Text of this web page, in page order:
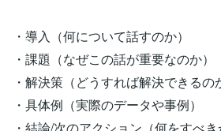
・導入（何について話すのか）
・課題（なぜこの話が重要なのか）
・解決策（どうすれば解決できるの
・具体例（実際のデータや事例）
・結論/次のアクション（何をすべき